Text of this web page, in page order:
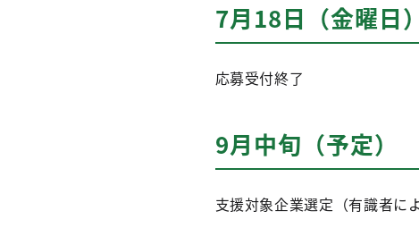
7月18日（金曜日）
応募受付終了
9月中旬（予定）
支援対象企業選定（有識者に